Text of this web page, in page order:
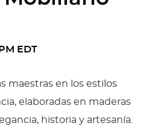
EDT
maestras en los estilos
elaboradas en maderas
historia y artesanía.